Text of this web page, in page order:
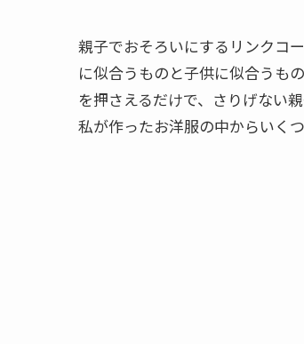
親子でおそろいにするリンクコ
に似合うものと子供に似合うも
を押さえるだけで、さりげない
私が作ったお洋服の中からいく